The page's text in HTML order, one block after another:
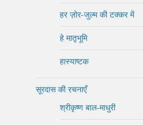
हर ज़ोर-जुल्म की टक्कर में
हे मातृभूमि
हास्याष्टक
सूरदास की रचनाएँ
श्रीकृष्ण बाल-माधुरी